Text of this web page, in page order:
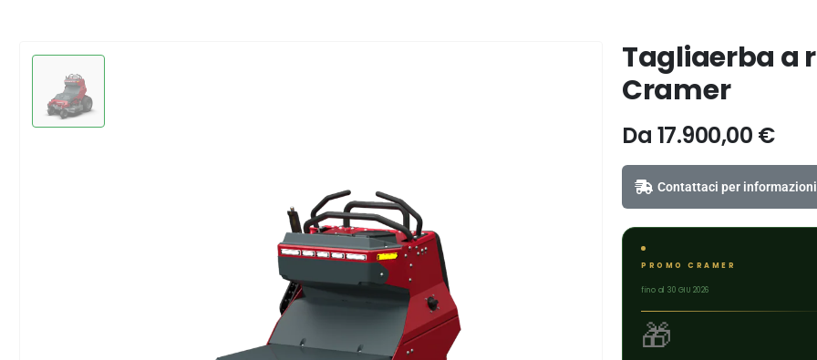
Tagliaerba a
Cramer
Da 17.900,00 €
Contattaci per informazioni
PROMO CRAMER
fino al 30 GIU 2026
🎁